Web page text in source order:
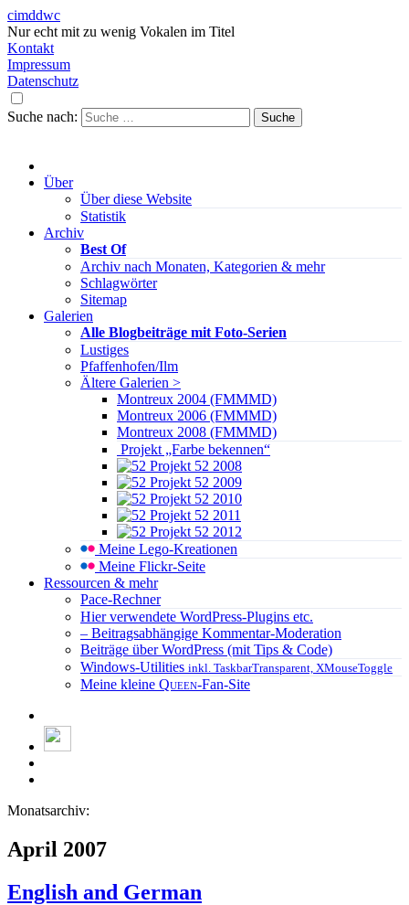
cimddwc
Nur echt mit zu wenig Vokalen im Titel
Kontakt
Impressum
Datenschutz
Suche nach:
Über
Über diese Website
Statistik
Archiv
Best Of
Archiv nach Monaten, Kategorien & mehr
Schlagwörter
Sitemap
Galerien
Alle Blogbeiträge mit Foto-Serien
Lustiges
Pfaffenhofen/Ilm
Ältere Galerien >
Montreux 2004 (FMMMD)
Montreux 2006 (FMMMD)
Montreux 2008 (FMMMD)
Projekt „Farbe bekennen“
Projekt 52 2008
Projekt 52 2009
Projekt 52 2010
Projekt 52 2011
Projekt 52 2012
Meine Lego-Kreationen
Meine Flickr-Seite
Ressourcen & mehr
Pace-Rechner
Hier verwendete WordPress-Plugins etc.
– Beitragsabhängige Kommentar-Moderation
Beiträge über WordPress (mit Tips & Code)
Windows-Utilities inkl. TaskbarTransparent, XMouseToggle
Meine kleine Queen-Fan-Site
Monatsarchiv:
April 2007
English and German